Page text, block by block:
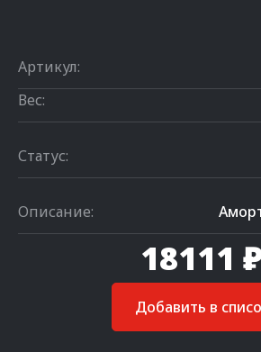
Артикул:
Вес:
Статус:
Описание:
18111
Добавить в